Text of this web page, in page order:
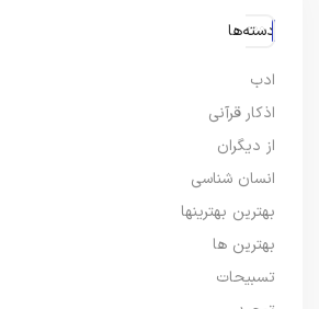
دسته‌ها
ادب
اذکار قرآنی
از دیگران
انسان شناسی
بهترین بهترینها
بهترین ها
تسبیحات